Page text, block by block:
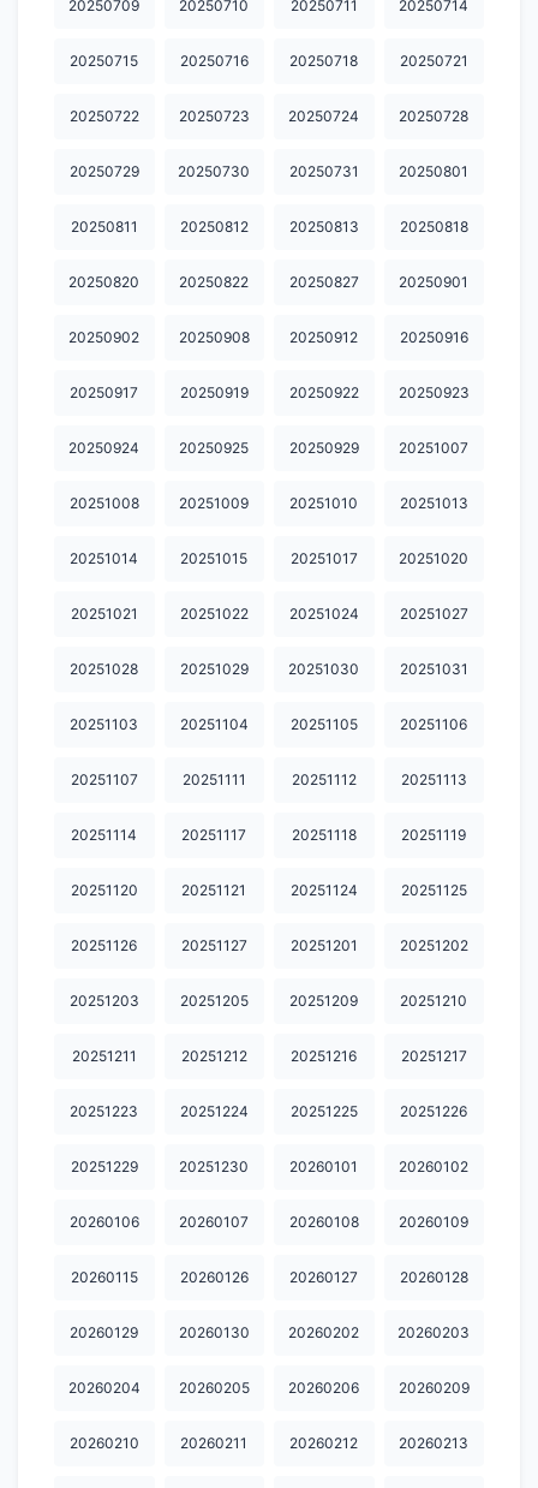
20260505 20260506 20260507 20260511 20260512
20260513 20260514 20260515 20260518 20260519
20260520 20260521 20260522 20260526 20260527
20260709 20260710 20260713 20260714 20260715
20260716 20260722 20260723 20260724 20260727
20260728 20260729 20260730 20260731 20260803
20250709 20250710 20250711 20250714
20250715 20250716 20250718 20250721
20250722 20250723 20250724 20250728
20250729 20250730 20250731 20250801
20250811 20250812 20250813 20250818
20250820 20250822 20250827 20250901
20250902 20250908 20250912 20250916
20250917 20250919 20250922 20250923
20250924 20250925 20250929 20251007
20251008 20251009 20251010 20251013
20251014 20251015 20251017 20251020
20251021 20251022 20251024 20251027
20251028 20251029 20251030 20251031
20251103 20251104 20251105 20251106
20251107 20251111 20251112 20251113
20251114 20251117 20251118 20251119
20251120 20251121 20251124 20251125
20251126 20251127 20251201 20251202
20251203 20251205 20251209 20251210
20251211 20251212 20251216 20251217
20251223 20251224 20251225 20251226
20251229 20251230 20260101 20260102
20260106 20260107 20260108 20260109
20260115 20260126 20260127 20260128
20260129 20260130 20260202 20260203
20260204 20260205 20260206 20260209
20260210 20260211 20260212 20260213